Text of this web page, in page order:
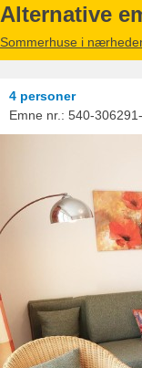
Alternative
Sommerhuse i
4 personer
Emne nr.: 540-